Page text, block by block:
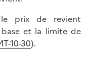
le prix de revient
et la limite de
10-30).